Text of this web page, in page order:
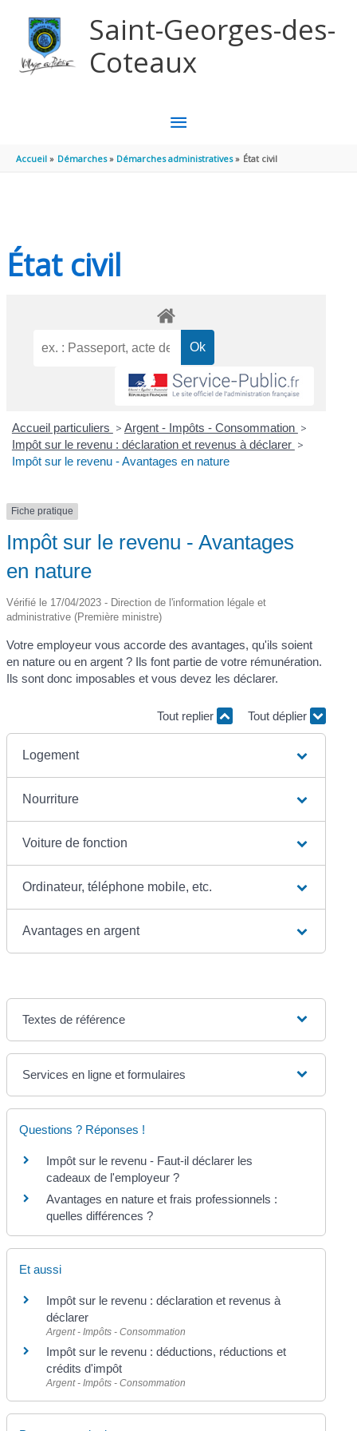
Saint-Georges-des-
Coteaux
MENU
PRINCIPAL
Accueil Démarches Démarches administratives État civil
État civil
Accueil particuliers > Argent - Impôts - Consommation >
Impôt sur le revenu : déclaration et revenus à déclarer >
Impôt sur le revenu - Avantages en nature
Fiche pratique
Impôt sur le revenu - Avantages
en nature
Vérifié le 17/04/2023 - Direction de l'information légale et
administrative (Première ministre)
Votre employeur vous accorde des avantages, qu'ils soient
en nature ou en argent ? Ils font partie de votre rémunération.
Ils sont donc imposables et vous devez les déclarer.
Tout replier Tout déplier
Logement
Nourriture
Voiture de fonction
Ordinateur, téléphone mobile, etc.
Avantages en argent
Textes de référence
Services en ligne et formulaires
Questions ? Réponses !
Impôt sur le revenu - Faut-il déclarer les
cadeaux de l'employeur ?
Avantages en nature et frais professionnels :
quelles différences ?
Et aussi
Impôt sur le revenu : déclaration et revenus à
déclarer
Argent - Impôts - Consommation
Impôt sur le revenu : déductions, réductions et
crédits d'impôt
Argent - Impôts - Consommation